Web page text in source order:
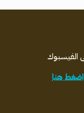
اضغط هنا